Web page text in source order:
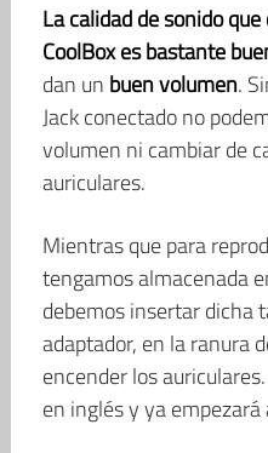
La calidad de sonido
CoolBox es bastante
dan un buen volumen.
Jack conectado no
volumen ni cambiar de
auriculares.
Mientras que para
tengamos almacenada
debemos insertar dicha
adaptador, en la ranura
encender los
en inglés y ya